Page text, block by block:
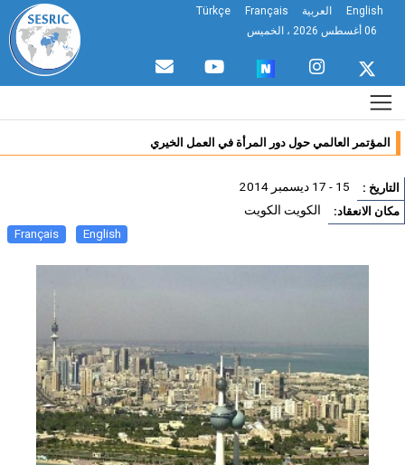
English العربية Français
Türkçe
المؤتمر العالمي حول دور المرأة في العمل الخيري
: 15 - 17 ديسمبر 2014
الانعقاد: الكويت الكويت
English
Français